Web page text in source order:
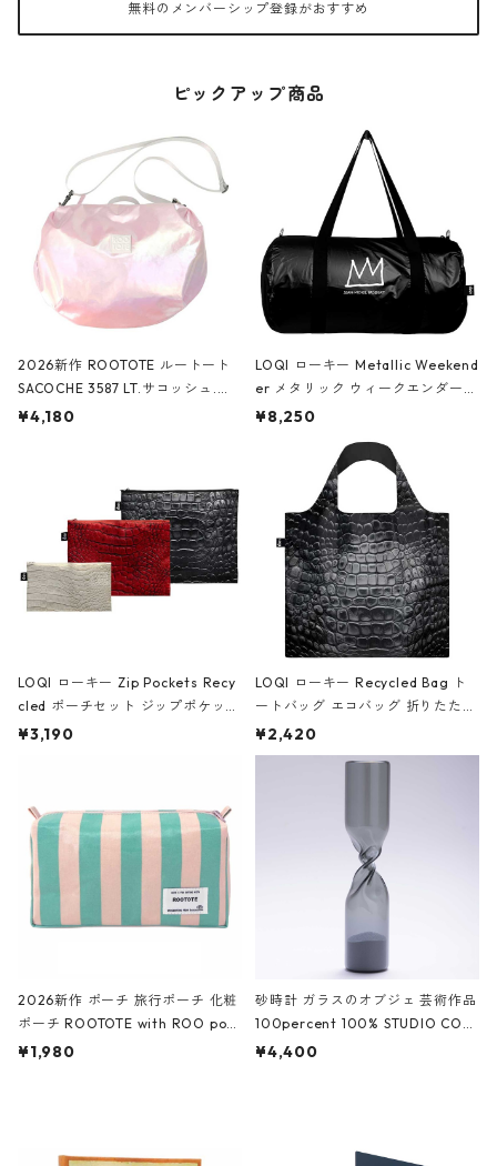
無料のメンバーシップ登録がおすすめ
ピックアップ商品
2026新作 ROOTOTE ルートート
SACOCHE 3587 LT.サコッシュ.ル
ミエ-B ショルダーバッグ グロスピ
¥4,180
LOQI ローキー Metallic Weekend
er メタリック ウィークエンダー
ボストンバッグ ショルダーバッグ
Black ジャン=ミッシェル・バスキ
ア/クラウン ブラック
¥8,250
LOQI ローキー Zip Pockets Recy
cled ポーチセット ジップポケット
ファスナーポーチ 撥水加工 トラベ
ーガンディー、オフホワイト
¥3,190
LOQI ローキー Recycled Bag ト
ートバッグ エコバッグ 折りたたみ
大きめ 撥水加工 収納ポーチ CRO
CODILE/Black クロコダイル/ブラ
¥2,420
2026新作 ポーチ 旅行ポーチ 化粧
ポーチ ROOTOTE with ROO pou
ch 3532 ルートート WR.ポーチ.ラ
¥1,980
砂時計 ガラスのオブジェ 芸術作品
100percent 100% STUDIO COH
AKU Timeless 100パーセント ス
¥4,400